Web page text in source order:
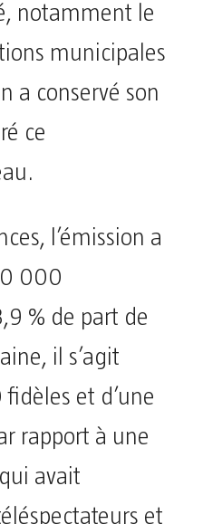
notamment le
municipales
a conservé son
ce
l’émission a
000
% de part de
il s’agit
et d’une
rapport à une
avait
et